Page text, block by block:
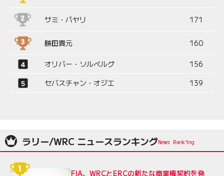
サミ・パヤリ 171
勝田貴元 160
オリバー・ソルベルグ
156
セバスチャン・オジエ
139
ラリー/WRC ニュースランキング
FIA、WRCとERCの新たな商業権契約を発